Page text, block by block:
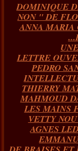
DOMINIQUE
NON " DE
ANNA
LETTRE
PEDRO
THIERRY
MAHMOUD
LES MAINS
VETTY
AGNES